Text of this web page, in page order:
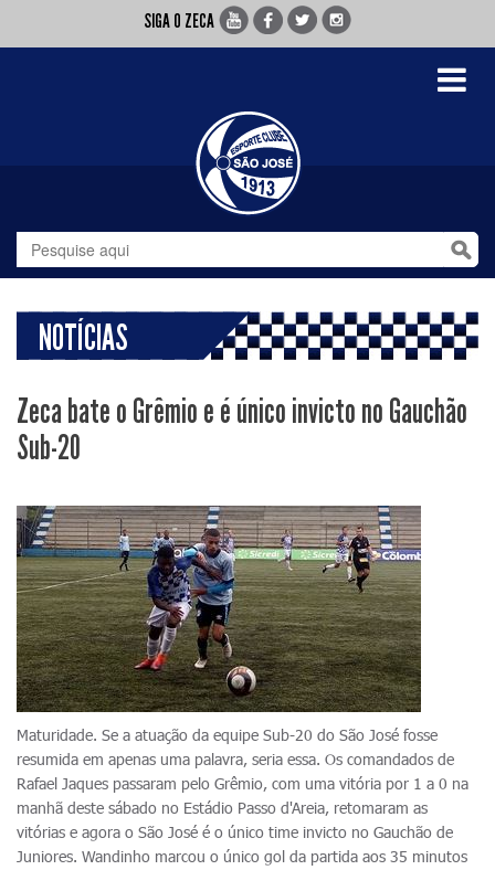
SIGA O ZECA
Toggle
NOTÍCIAS
Zeca bate o Grêmio e é único invicto no Gauchão
Sub-20
Maturidade. Se a atuação da equipe Sub-20 do São José fosse
resumida em apenas uma palavra, seria essa. Os comandados de
Rafael Jaques passaram pelo Grêmio, com uma vitória por 1 a 0 na
manhã deste sábado no Estádio Passo d'Areia, retomaram as
vitórias e agora o São José é o único time invicto no Gauchão de
Juniores. Wandinho marcou o único gol da partida aos 35 minutos